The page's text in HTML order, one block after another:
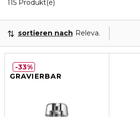
115 Produkt(e)
sortieren nach Relevanz
GRAVIERBAR
33%